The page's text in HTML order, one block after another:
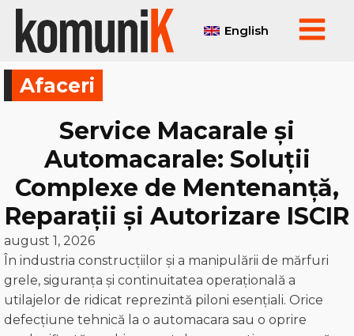
English
Afaceri
Service Macarale și
Automacarale: Soluții
Complexe de Mentenanță,
Reparații și Autorizare ISCIR
august 1, 2026
În industria construcțiilor și a manipulării de mărfuri
grele, siguranța și continuitatea operațională a
utilajelor de ridicat reprezintă piloni esențiali. Orice
defecțiune tehnică la o automacara sau o oprire